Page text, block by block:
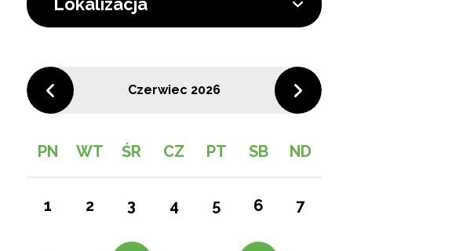
Czerwiec 2026
PN WT ŚR CZ PT SB ND
1 2 3 4 5 6 7